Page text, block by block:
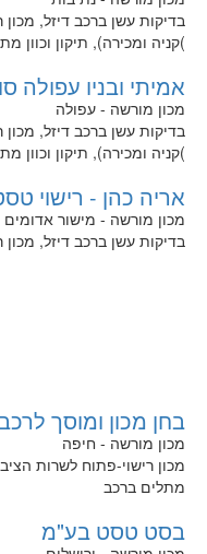
בדיקות עשן ברכב דיזל,
)קניה ומכירה), תיקון וכוון
אמיתי ובניו עפולה
מכון מורשה - עפולה
בדיקות עשן ברכב דיזל,
)קניה ומכירה), תיקון וכוון
אריה כהן - רישוי
מכון מורשה - מישור אדומים
בדיקות עשן ברכב דיזל,
בחן מכון ומוסך
מכון מורשה - חיפה
מכון רישוי-פתוח לשרות
מתלים ברכב
בסט טסט בע"מ